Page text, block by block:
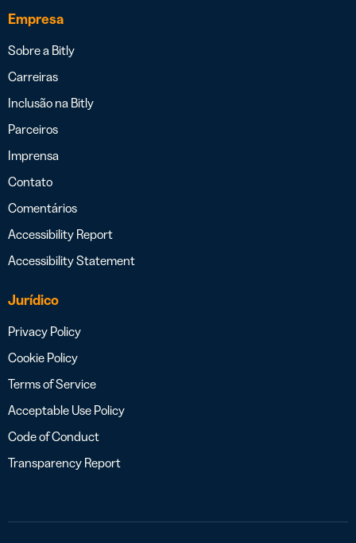
Empresa
Sobre a Bitly
Carreiras
Inclusão na Bitly
Parceiros
Imprensa
Contato
Comentários
Accessibility Report
Accessibility Statement
Jurídico
Privacy Policy
Cookie Policy
Terms of Service
Acceptable Use Policy
Code of Conduct
Transparency Report